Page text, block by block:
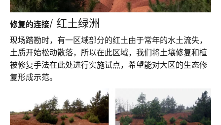
修复的连接/ 红土绿洲
现场踏勘时，有一区域部分的红土由于常年的水土流失，
土质开始松动散落，所以在此区域，我们将土壤修复和植
被修复手法在此处进行实施试点，希望能对大区的生态修
复形成示范。